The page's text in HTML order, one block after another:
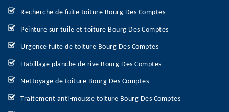
Recherche de fuite toiture Bourg Des Comptes
Peinture sur tuile et toiture Bourg Des Comptes
Urgence fuite de toiture Bourg Des Comptes
Habillage planche de rive Bourg Des Comptes
Nettoyage de toiture Bourg Des Comptes
Traitement anti-mousse toiture Bourg Des Comptes